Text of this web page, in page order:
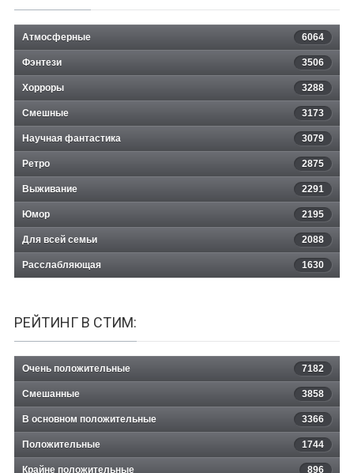
Атмосферные 6064
Фэнтези 3506
Хорроры 3288
Смешные 3173
Научная фантастика 3079
Ретро 2875
Выживание 2291
Юмор 2195
Для всей семьи 2088
Расслабляющая 1630
РЕЙТИНГ В СТИМ:
Очень положительные 7182
Смешанные 3858
В основном положительные 3366
Положительные 1744
Крайне положительные 896